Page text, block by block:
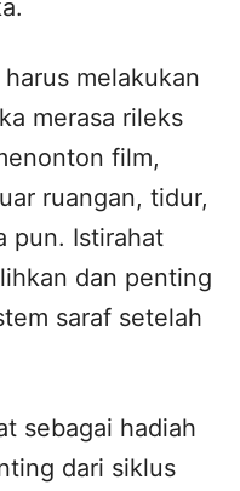
melakukan
merasa rileks
film,
ruangan, tidur,
pun. Istirahat
dan penting
saraf setelah
sebagai hadiah
dari siklus